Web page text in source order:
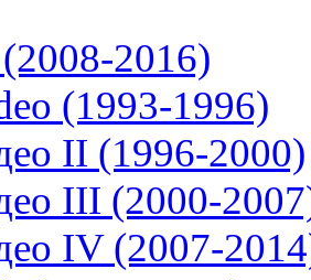
2016)
(1993-1996)
II (1996-2000)
III (2000-
IV (2007-